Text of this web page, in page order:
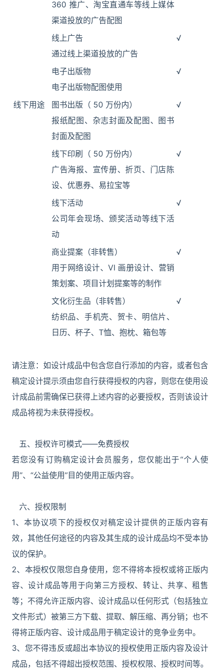
360 推广、淘宝直通车等线上媒体
渠道投放的广告配图
线上广告
通过线上渠道投放的广告
√
电子出版物
电子出版物配图使用
√
线下用途
图书出版（ 50 万份内）
报纸配图、杂志封面及配图、图书
封面及配图
√
线下印刷（ 50 万份内）
广告海报、宣传册、折页、门店陈
设、优惠券、易拉宝等
√
线下活动
公司年会现场、颁奖活动等线下活
动
√
商业提案（非转售）
用于网络设计、VI 画册设计、营销
策划案、项目计划提案等的制作
√
文化衍生品（非转售）
纺织品、手机壳、贺卡、明信片、
日历、杯子、T恤、抱枕、箱包等
√
请注意：如设计成品中包含您自行添加的内容，或者包含
稿定设计提示须由您自行获得授权的内容，则您在使用设
计成品前需确保已获得上述内容的必要授权，否则该设计
成品将视为未获得授权。
五、授权许可模式——免费授权
若您没有订购稿定设计会员服务，您仅能出于“个人使
用”、“公益使用”目的使用正版内容。
六、授权限制
1、本协议项下的授权仅对稿定设计提供的正版内容有
效，其他任何途径的内容及其生成的设计成品均不受本协
议的保护。
2、本授权仅限您自身使用，您不得将本授权或将正版内
容、设计成品等用于向第三方授权、转让、共享、租售
等；不得允许正版内容、设计成品以任何形式（包括独立
文件形式）被第三方下载、提取、解压缩、再分销；也不
得将正版内容、设计成品用于稿定设计的竞争业务中。
3、您不得违反或超出本协议的授权使用正版内容及设计
成品，包括不得超出授权范围、授权权限、授权时间等。